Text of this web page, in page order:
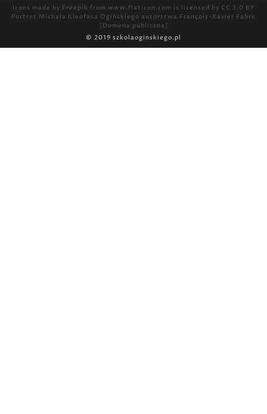
Icons made by Freepik from www.flaticon.com is licensed by CC 3.0 BY
Portret Michała Kleofasa Ogińskiego autorstwa François-Xavier Fabre
[Domena publiczna]
© 2019 szkolaoginskiego.pl